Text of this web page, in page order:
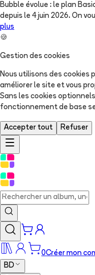
Bubble évolue : le plan
depuis le 4 juin 2026. On
plus
🍪
Gestion des cookies
Nous utilisons des cookies
améliorer le site et vous
Sans les cookies
fonctionnement de base
Accepter tout Refuser
0Créer mon
BD